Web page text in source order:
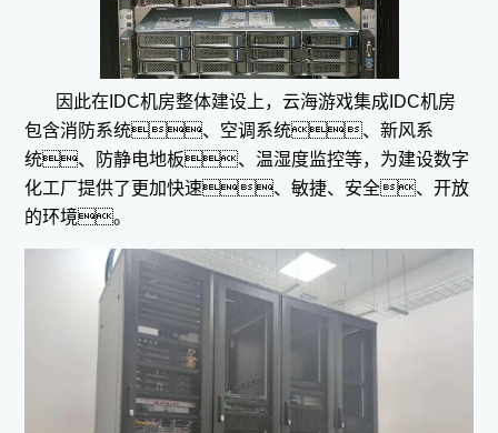
因此在IDC机房整体建设上，云海游戏集成IDC机房
包含消防系统、空调系统、新风系
统、防静电地板、温湿度监控等，为建设数字
化工厂提供了更加快速、敏捷、安全、开放
的环境。